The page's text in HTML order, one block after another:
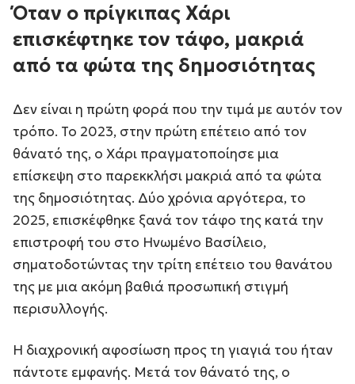
Όταν ο πρίγκιπας Χάρι
επισκέφτηκε τον τάφο, μακριά
από τα φώτα της δημοσιότητας
Δεν είναι η πρώτη φορά που την τιμά με αυτόν τον
τρόπο. Το 2023, στην πρώτη επέτειο από τον
θάνατό της, ο Χάρι πραγματοποίησε μια
επίσκεψη στο παρεκκλήσι μακριά από τα φώτα
της δημοσιότητας. Δύο χρόνια αργότερα, το
2025, επισκέφθηκε ξανά τον τάφο της κατά την
επιστροφή του στο Ηνωμένο Βασίλειο,
σηματοδοτώντας την τρίτη επέτειο του θανάτου
της με μια ακόμη βαθιά προσωπική στιγμή
περισυλλογής.
Η διαχρονική αφοσίωση προς τη γιαγιά του ήταν
πάντοτε εμφανής. Μετά τον θάνατό της, ο